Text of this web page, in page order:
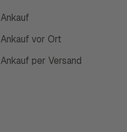
Ankauf
Ankauf vor Ort
Ankauf per Versand